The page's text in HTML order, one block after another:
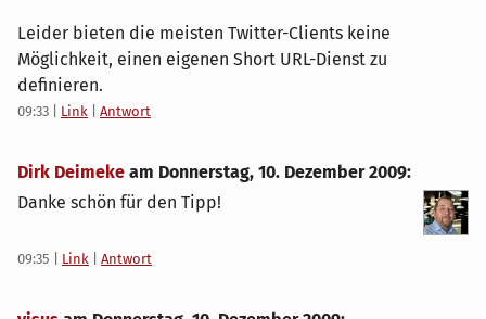
Leider bieten die meisten Twitter-Clients keine
Möglichkeit, einen eigenen Short URL-Dienst zu
definieren.
09:33 Link Antwort
Dirk Deimeke am Donnerstag, 10. Dezember 2009:
Danke schön für den Tipp!
09:35 Link Antwort